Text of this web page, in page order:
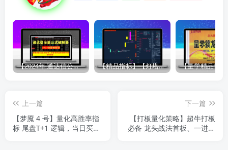
【2024年 通达信公式解密器全能版】通达信指标公式密码解密器，全能版（无需卡密，不限电脑）原创独家 【精品指标】【灯塔竞价 七宝妙树 资金1号 龙年1号池】四合一完整版（众筹系列）
上一篇
【梦魇 4 号】量化高胜率指
标 尾盘T+1 逻辑，当日买次
下一篇
【打板量化策略】超牛打板
必备 龙头战法首板、一进二